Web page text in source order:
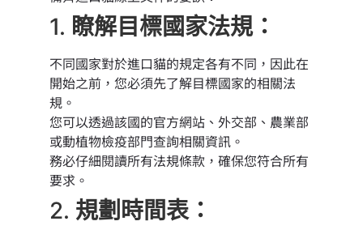
1. 瞭解目標國家法規：
不同國家對於進口貓的規定各有不同，因此在
開始之前，您必須先了解目標國家的相關法
規。
您可以透過該國的官方網站、外交部、農業部
或動植物檢疫部門查詢相關資訊。
務必仔細閱讀所有法規條款，確保您符合所有
要求。
2. 規劃時間表：